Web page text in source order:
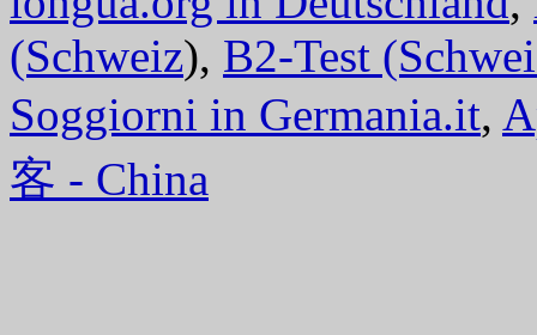
(Schweiz), B2-Test
Soggiorni in Germania.it,
客 - China